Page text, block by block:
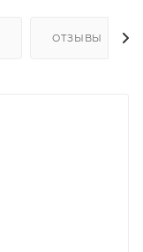
ОТЗЫВЫ